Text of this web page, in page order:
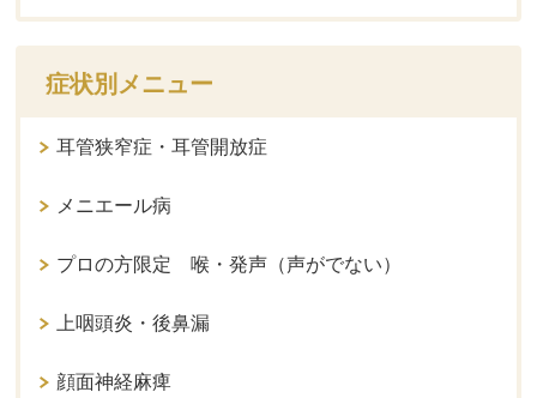
症状別メニュー
耳管狭窄症・耳管開放症
メニエール病
プロの方限定 喉・発声（声がでない）
上咽頭炎・後鼻漏
顔面神経麻痺